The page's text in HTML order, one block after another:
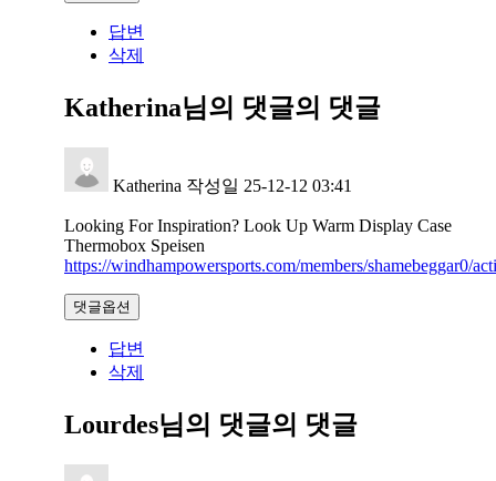
답변
삭제
Katherina님의 댓글의 댓글
Katherina 작성일 25-12-12 03:41
Looking For Inspiration? Look Up Warm Display Case
Thermobox Speisen
https://windhampowersports.com/members/shamebeggar0/
댓글옵션
답변
삭제
Lourdes님의 댓글의 댓글